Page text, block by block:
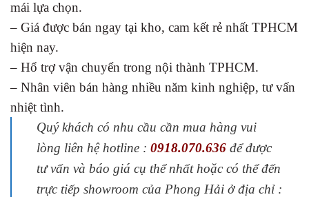
mái lựa chọn.
– Giá được bán ngay tại kho, cam kết rẻ nhất TPHCM
hiện nay.
– Hổ trợ vận chuyển trong nội thành TPHCM.
– Nhân viên bán hàng nhiều năm kinh nghiệp, tư vấn
nhiệt tình.
Quý khách có nhu cầu cần mua hàng vui
lòng liên hệ hotline : 0918.070.636 để được
tư vấn và báo giá cụ thể nhất hoặc có thể đến
trực tiếp showroom của Phong Hải ở địa chỉ :